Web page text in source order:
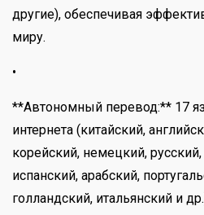
другие), обеспечивая
миру.
•
**Автономный перевод:** 17
интернета (китайский,
корейский, немецкий,
испанский, арабский,
голландский, итальянский и